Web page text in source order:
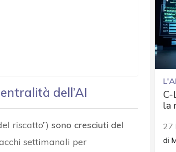
dell’AI
riscatto”) sono cresciuti del
settimanali per
la
27
di